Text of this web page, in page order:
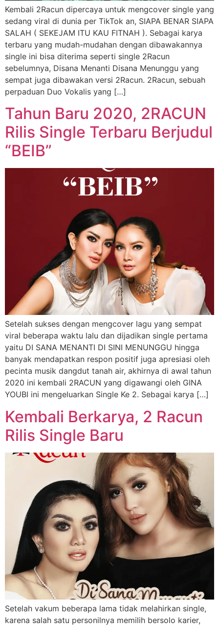
Kembali 2Racun dipercaya untuk mengcover single yang
sedang viral di dunia per TikTok an, SIAPA BENAR SIAPA
SALAH ( SEKEJAM ITU KAU FITNAH ). Sebagai karya
terbaru yang mudah-mudahan dengan dibawakannya
single ini bisa diterima seperti single 2Racun
sebelumnya, Disana Menanti Disana Menunggu yang
sempat juga dibawakan versi 2Racun. 2Racun, sebuah
perpaduan Duo Vokalis yang […]
Tahun Baru 2020, 2RACUN
Rilis Single Terbaru Berjudul
“BEIB”
Setelah sukses dengan mengcover lagu yang sempat
viral beberapa waktu lalu dan dijadikan single pertama
yaitu DI SANA MENANTI DI SINI MENUNGGU hingga
banyak mendapatkan respon positif juga apresiasi oleh
pecinta musik dangdut tanah air, akhirnya di awal tahun
2020 ini kembali 2RACUN yang digawangi oleh GINA
YOUBI ini mengeluarkan Single Ke 2. Sebagai karya […]
Kembali Berkarya, 2 Racun
Rilis Single Baru
Setelah vakum bebera­pa lama tidak melahirkan single,
karena salah satu per­sonilnya memilih bersolo karier,